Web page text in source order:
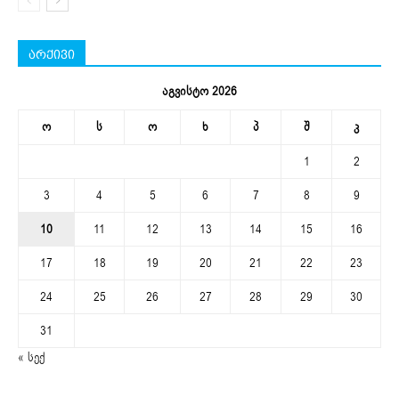
არქივი
აგვისტო 2026
ო ს ო ხ პ შ კ
1
2
3
4 5 6 7 8
9
10
11 12 13 14 15
16
17
18 19 20 21 22
23
24
25 26 27 28 29
30
31
« სექ